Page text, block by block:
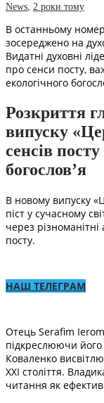
News 2 роки тому
В останньому
зосереджено на
Видатні духовні
про сенси посту,
екологічного
Розкриття
випуску
сенсів
богослов’я
В новому випуску
піст у сучасному
через
посту.
НАШ ТЕЛЕГРАМ
Отець Serafim
підкреслюючи його
Коваленко
ХХІ століття.
читання як